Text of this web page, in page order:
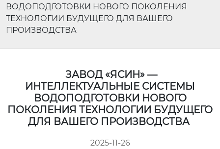
ВОДОПОДГОТОВКИ НОВОГО ПОКОЛЕНИЯ
ТЕХНОЛОГИИ БУДУЩЕГО ДЛЯ ВАШЕГО
ПРОИЗВОДСТВА
ЗАВОД «ЯСИН» —
ИНТЕЛЛЕКТУАЛЬНЫЕ СИСТЕМЫ
ВОДОПОДГОТОВКИ НОВОГО
ПОКОЛЕНИЯ ТЕХНОЛОГИИ БУДУЩЕГО
ДЛЯ ВАШЕГО ПРОИЗВОДСТВА
2025-11-26